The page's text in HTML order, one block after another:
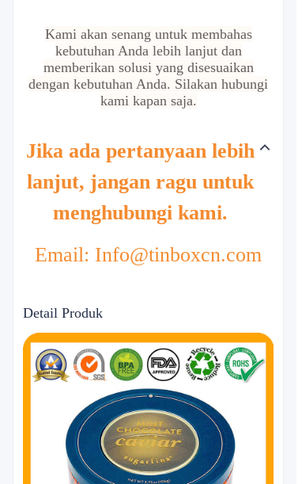
Kami akan senang untuk membahas
kebutuhan Anda lebih lanjut dan
memberikan solusi yang disesuaikan
dengan kebutuhan Anda. Silakan hubungi
kami kapan saja.
Jika ada pertanyaan lebih
lanjut, jangan ragu untuk
menghubungi kami.
Email: Info@tinboxcn.com
Detail Produk